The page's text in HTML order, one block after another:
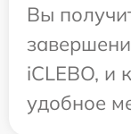
Вы
iCLEBO, и
удобное